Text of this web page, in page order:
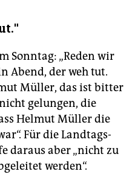
Sonntag: „Reden wir
Abend, der weh tut.
Müller, das ist bitter
gelungen, die
Helmut Müller die
Für die Landtags-
daraus aber „nicht zu
werden“.